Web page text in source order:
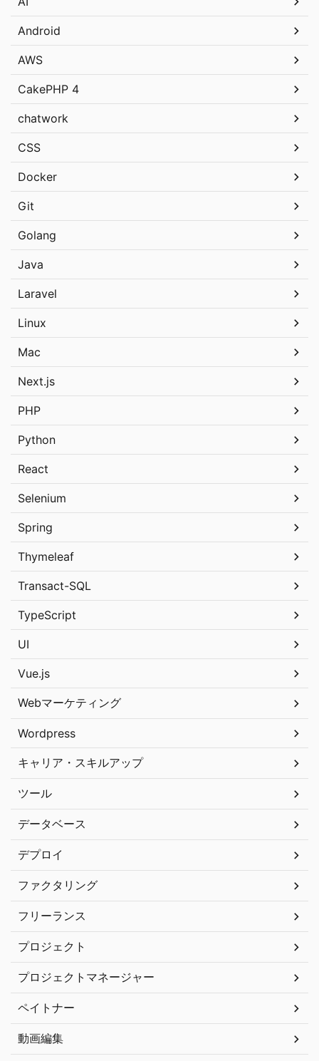
Android
AWS
CakePHP 4
chatwork
CSS
Docker
Git
Golang
Java
Laravel
Linux
Mac
Next.js
PHP
Python
React
Selenium
Spring
Thymeleaf
Transact-SQL
TypeScript
UI
Vue.js
Webマーケティング
Wordpress
キャリア・スキルアップ
ツール
データベース
デプロイ
ファクタリング
フリーランス
プロジェクト
プロジェクトマネージャー
ペイトナー
動画編集